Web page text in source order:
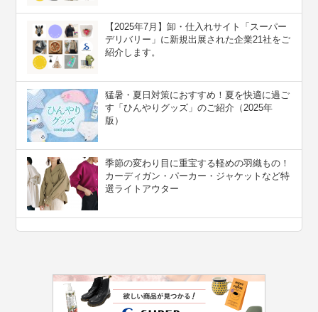
【2025年7月】卸・仕入れサイト「スーパー
デリバリー」に新規出展された企業21社をご
紹介します。
猛暑・夏日対策におすすめ！夏を快適に過ご
す「ひんやりグッズ」のご紹介（2025年
版）
季節の変わり目に重宝する軽めの羽織もの！
カーディガン・パーカー・ジャケットなど特
選ライトアウター